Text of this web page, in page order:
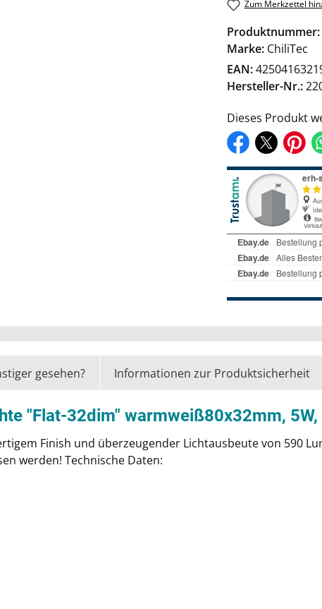
Zum Merkzettel
Produktnummer:
Marke: ChiliTec
EAN:
Hersteller-Nr.:
Dieses Produkt
gesehen? Informationen zur Produktsicherheit
"Flat-32dim" warmweiß80x32mm,
Finish und überzeugender Lichtausbeute von 590
werden! Technische Daten: